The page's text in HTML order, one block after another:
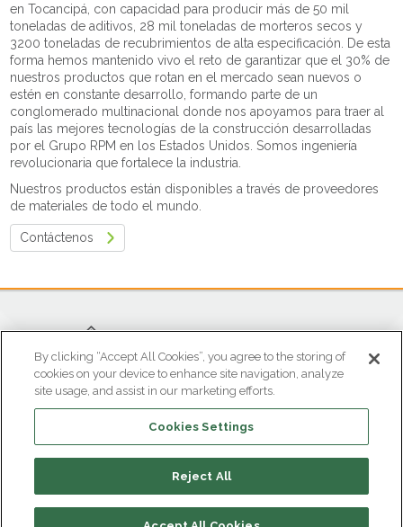
en Tocancipá, con capacidad para producir más de 50 mil
toneladas de aditivos, 28 mil toneladas de morteros secos y
3200 toneladas de recubrimientos de alta especificación. De esta
forma hemos mantenido vivo el reto de garantizar que el 30% de
nuestros productos que rotan en el mercado sean nuevos o
estén en constante desarrollo, formando parte de un
conglomerado multinacional donde nos apoyamos para traer al
país las mejores tecnologías de la construcción desarrolladas
por el Grupo RPM en los Estados Unidos. Somos ingeniería
revolucionaria que fortalece la industria.
Nuestros productos están disponibles a través de proveedores
de materiales de todo el mundo.
Contáctenos
OFICINA ATENCIÓN AL CLIENTE
Tel (601) 869 8787
atencioncliente@euclidchemical.com.co
By clicking “Accept All Cookies”, you agree to the storing of
cookies on your device to enhance site navigation, analyze
site usage, and assist in our marketing efforts.
Cookies Settings
Reject All